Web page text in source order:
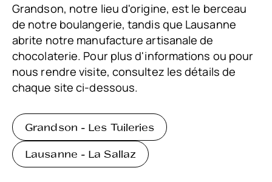
Grandson - Les Tuileries
Lausanne - La Sallaz
Grandson, notre lieu d'origine, est le berceau
de notre boulangerie, tandis que Lausanne
abrite notre manufacture artisanale de
chocolaterie. Pour plus d'informations ou pour
nous rendre visite, consultez les détails de
chaque site ci-dessous.